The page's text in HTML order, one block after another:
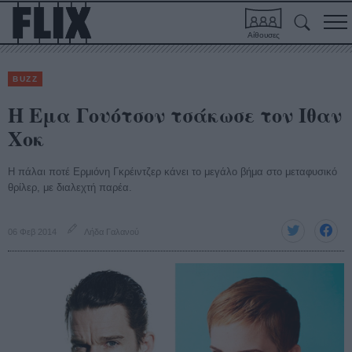
Αίθουσες
BUZZ
Η Εμα Γουότσον τσάκωσε τον Ιθαν
Χοκ
Η πάλαι ποτέ Ερμιόνη Γκρέιντζερ κάνει το μεγάλο βήμα στο μεταφυσικό
θρίλερ, με διαλεχτή παρέα.
06 Φεβ 2014 Λήδα Γαλανού